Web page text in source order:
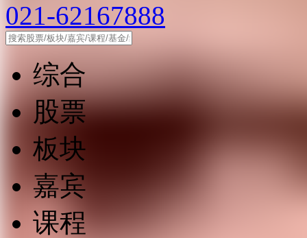
021-62167888
综合
股票
板块
嘉宾
课程